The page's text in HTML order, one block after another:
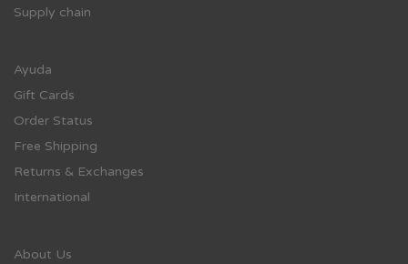
Supply chain
Ayuda
Gift Cards
Order Status
Free Shipping
Returns & Exchanges
International
About Us